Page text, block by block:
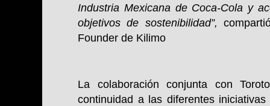
Industria Mexicana de Coca-Cola y
objetivos de sostenibilidad”,
Founder de Kilimo
La colaboración conjunta con
continuidad a las diferentes iniciativas